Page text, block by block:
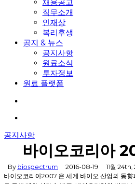
채용공고
직무소개
인재상
복리후생
공지 & 뉴스
공지사항
원료소식
투자정보
원료 플랫폼
공지사항
바이오코리아
By biospectrum 2016-08-19 11월
바이오코리아2007 은 세계 바이오 산업의 동